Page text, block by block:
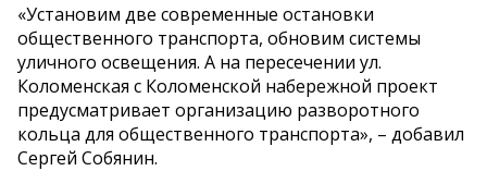
«Установим две современные остановки
общественного транспорта, обновим системы
уличного освещения. А на пересечении ул.
Коломенская с Коломенской набережной проект
предусматривает организацию разворотного
кольца для общественного транспорта», – добавил
Сергей Собянин.